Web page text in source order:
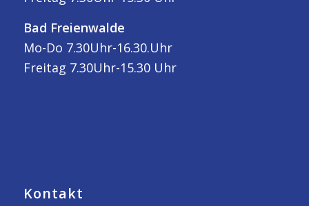
Bad Freienwalde
Mo-Do 7.30Uhr-16.30.Uhr
Freitag 7.30Uhr-15.30 Uhr
Kontakt